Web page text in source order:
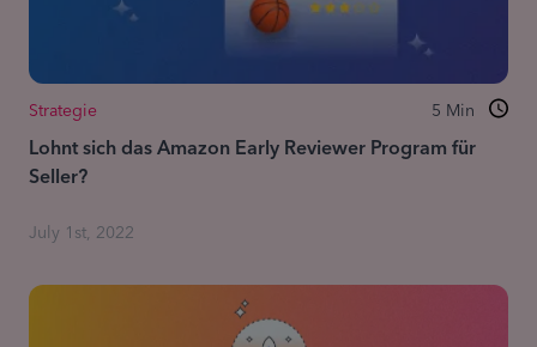
Strategie 5 Min
Lohnt sich das Amazon Early Reviewer Program für
Seller?
July 1st, 2022